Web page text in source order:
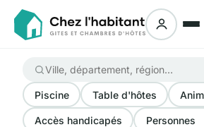
Piscine Table d'hôtes
Accès handicapés